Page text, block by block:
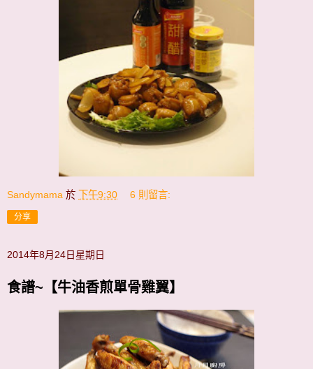
Sandymama 於 下午9:30 6 則留言:
分享
2014年8月24日星期日
食譜~【牛油香煎單骨雞翼】